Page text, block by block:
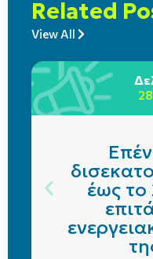
Related
View All
έως το